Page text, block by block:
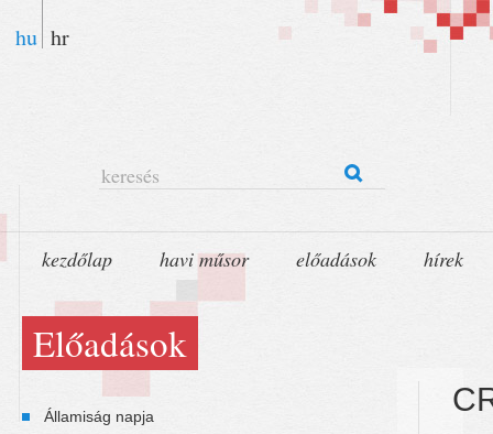
hu hr
keresés
kezdőlap havi műsor előadások hírek
Előadások
Államiság napja